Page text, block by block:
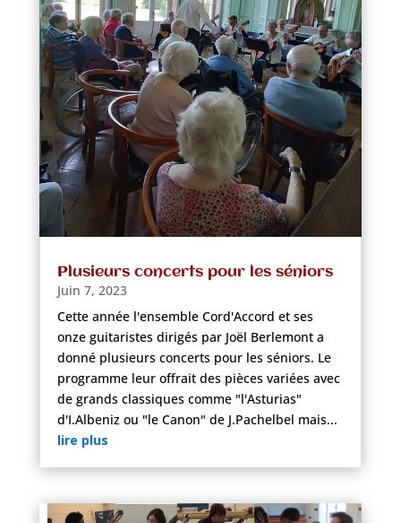
Plusieurs concerts pour les séniors
Juin 7, 2023
Cette année l'ensemble Cord'Accord et ses
onze guitaristes dirigés par Joël Berlemont a
donné plusieurs concerts pour les séniors. Le
programme leur offrait des pièces variées avec
de grands classiques comme "l'Asturias"
d'I.Albeniz ou "le Canon" de J.Pachelbel mais...
lire plus